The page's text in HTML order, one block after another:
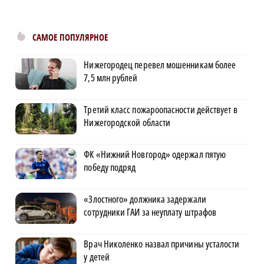
САМОЕ ПОПУЛЯРНОЕ
Нижегородец перевел мошенникам более
7,5 млн рублей
Третий класс пожароопасности действует в
Нижегородской области
ФК «Нижний Новгород» одержал пятую
победу подряд
«Злостного» должника задержали
сотрудники ГАИ за неуплату штрафов
Врач Николенко назвал причины усталости
у детей